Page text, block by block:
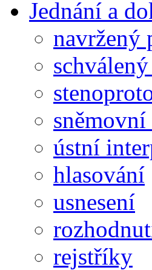
Jednání a
navržený
ústní
hlasování
usnesení
rejstříky